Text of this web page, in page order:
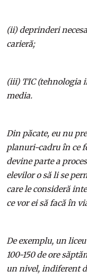
(ii) deprinderi
carieră;
(iii) TIC (tehnologia
media.
Din păcate, eu nu
planuri-cadru în ce
devine parte a
elevilor o să li se
care le consideră
ce vor ei să facă în
De exemplu, un
100-150 de ore
un nivel, indiferent